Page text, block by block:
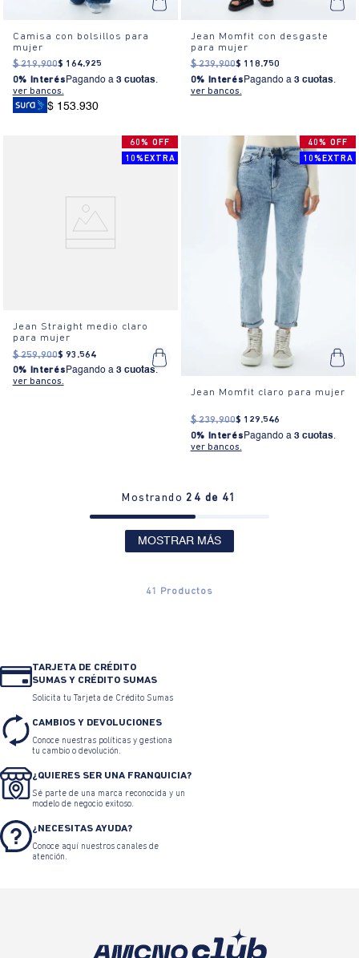
Camisa con bolsillos para
mujer
$ 219.900$ 164.925
0% Interés Pagando a 3 cuotas.
ver bancos.
$ 153.930
Jean Momfit con desgaste
para mujer
$ 239.900$ 118.750
0% Interés Pagando a 3 cuotas.
ver bancos.
60% OFF
10%EXTRA
Jean Straight medio claro
para mujer
$ 259.900$ 93 .564
0% InterésPagando a 3 cuotas.
ver bancos.
40% OFF
10%EXTRA
Jean Momfit claro para mujer
$ 239.900$ 129.546
0% Interés Pagando a 3 cuotas.
ver bancos.
Mostrando24 de 41
MOSTRAR MÁS
41 Productos
TARJETA DE CRÉDITO
SUMAS Y CRÉDITO SUMAS
Solicita tu Tarjeta de Crédito Sumas
CAMBIOS Y DEVOLUCIONES
Conoce nuestras políticas y gestiona
tu cambio o devolución.
¿QUIERES SER UNA FRANQUICIA?
Sé parte de una marca reconocida y un
modelo de negocio exitoso.
¿NECESITAS AYUDA?
Conoce aquí nuestros canales de
atención.